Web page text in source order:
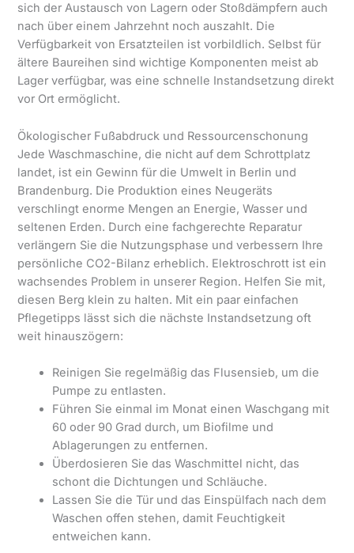
sich der Austausch von Lagern oder Stoßdämpfern auch
nach über einem Jahrzehnt noch auszahlt. Die
Verfügbarkeit von Ersatzteilen ist vorbildlich. Selbst für
ältere Baureihen sind wichtige Komponenten meist ab
Lager verfügbar, was eine schnelle Instandsetzung direkt
vor Ort ermöglicht.
Ökologischer Fußabdruck und Ressourcenschonung
Jede Waschmaschine, die nicht auf dem Schrottplatz
landet, ist ein Gewinn für die Umwelt in Berlin und
Brandenburg. Die Produktion eines Neugeräts
verschlingt enorme Mengen an Energie, Wasser und
seltenen Erden. Durch eine fachgerechte Reparatur
verlängern Sie die Nutzungsphase und verbessern Ihre
persönliche CO2-Bilanz erheblich. Elektroschrott ist ein
wachsendes Problem in unserer Region. Helfen Sie mit,
diesen Berg klein zu halten. Mit ein paar einfachen
Pflegetipps lässt sich die nächste Instandsetzung oft
weit hinauszögern:
Reinigen Sie regelmäßig das Flusensieb, um die
Pumpe zu entlasten.
Führen Sie einmal im Monat einen Waschgang mit
60 oder 90 Grad durch, um Biofilme und
Ablagerungen zu entfernen.
Überdosieren Sie das Waschmittel nicht, das
schont die Dichtungen und Schläuche.
Lassen Sie die Tür und das Einspülfach nach dem
Waschen offen stehen, damit Feuchtigkeit
entweichen kann.